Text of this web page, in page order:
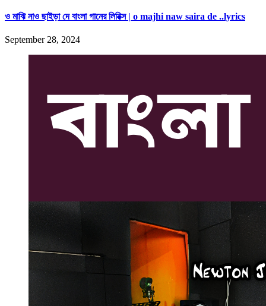
ও মাঝি নাও ছাইড়া দে বাংলা গানের লিরিক্স | o majhi naw saira de ..lyrics
September 28, 2024